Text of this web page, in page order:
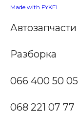
Made with FYKEL
Автозапчасти
Разборка
066 400 50 05
068 221 07 77